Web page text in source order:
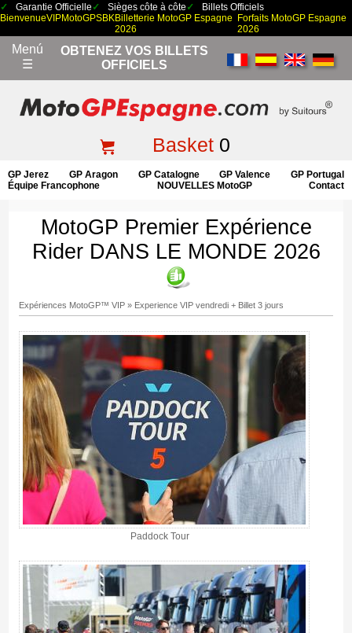
Garantie Officielle Sièges côte à côte
Billets Officiels
BienvenueVIPMotoGPSBKBilletterie MotoGP Espagne
2026
Forfaits MotoGP Espagne
2026
Menú
☰
OBTENEZ VOS BILLETS
OFFICIELS
Basket0
GP Jerez GP Aragon GP Catalogne GP Valence
GP Portugal
Équipe Francophone
NOUVELLES MotoGP Contact
MotoGP Premier Expérience
Rider DANS LE MONDE 2026
Expériences MotoGP™ VIP» Experience VIP vendredi + Billet 3 jours
Paddock Tour